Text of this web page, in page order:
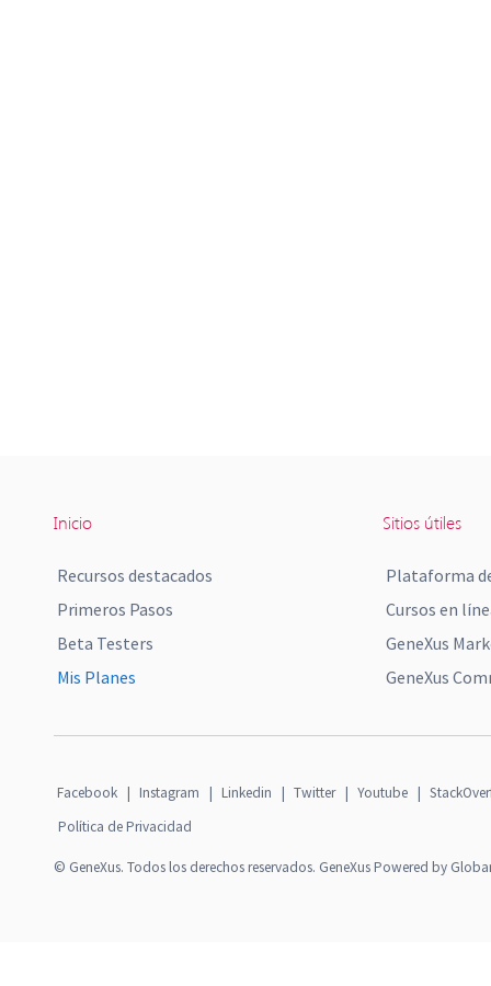
Inicio
Recursos destacados
Primeros Pasos
Beta Testers
Mis Planes
Sitios útiles
Plataforma
Cursos en
GeneXus
GeneXus
Facebook | Instagram | Linkedin | Twitter | Youtube |
Política de Privacidad
© GeneXus. Todos los derechos reservados. GeneXus Powered by